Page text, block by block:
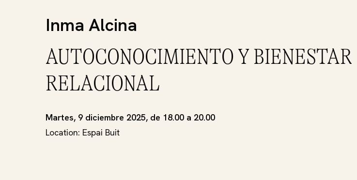
Inma Alcina
AUTOCONOCIMIENTO Y BIENESTAR
RELACIONAL
Martes, 9 diciembre 2025, de 18.00 a 20.00
Location: Espai Buit